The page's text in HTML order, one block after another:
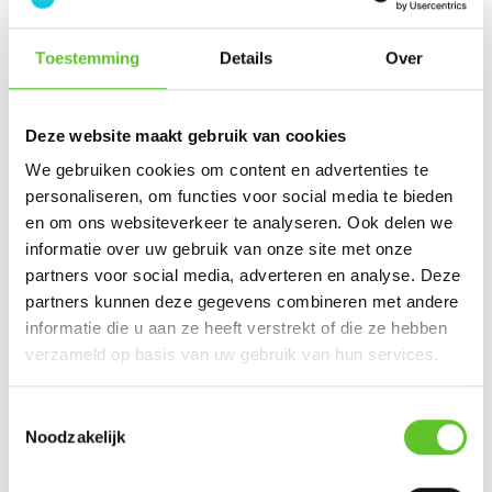
Toestemming Details Over
Deze website maakt gebruik van cookies
We gebruiken cookies om content en advertenties te
personaliseren, om functies voor social media te bieden
en om ons websiteverkeer te analyseren. Ook delen we
informatie over uw gebruik van onze site met onze
partners voor social media, adverteren en analyse. Deze
partners kunnen deze gegevens combineren met andere
informatie die u aan ze heeft verstrekt of die ze hebben
verzameld op basis van uw gebruik van hun services.
Noodzakelijk
Naam:
Wordt niet publiek getoond
E-mailadres:
Wordt niet publiek getoond
Gemeente: